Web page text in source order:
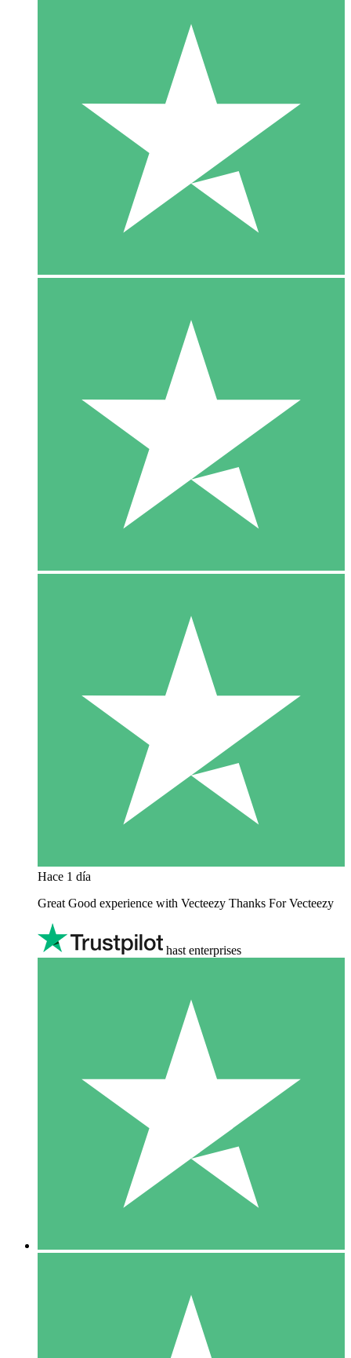
Hace 1 día
Great Good experience with Vecteezy Thanks For Vecteezy
hast enterprises